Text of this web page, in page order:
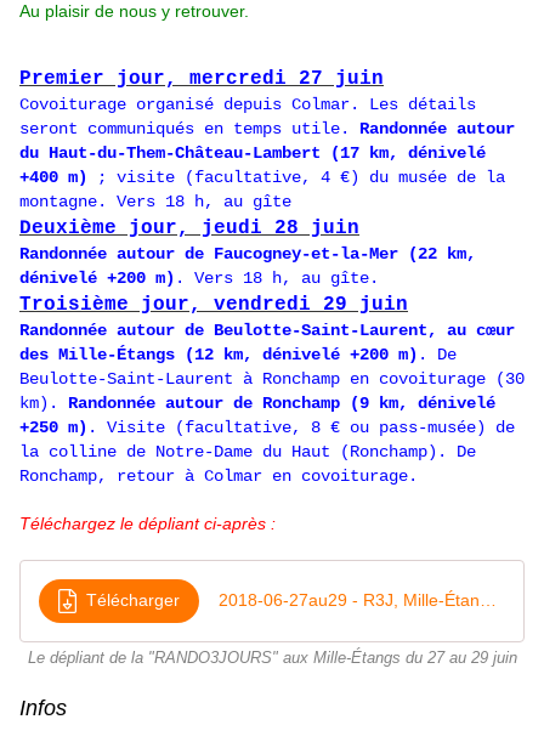
Au plaisir de nous y retrouver.
Premier jour, mercredi 27 juin
Covoiturage organisé depuis Colmar. Les détails
seront communiqués en temps utile. Randonnée autour
du Haut-du-Them-Château-Lambert (17 km, dénivelé
+400 m)
; visite (facultative, 4 €) du musée de la
montagne. Vers 18 h, au gîte
Deuxième jour, jeudi 28 juin
Randonnée autour de Faucogney-et-la-Mer (22 km,
dénivelé +200 m) . Vers 18 h, au gîte.
Troisième jour, vendredi 29 juin
Randonnée autour de Beulotte-Saint-Laurent, au cœur
des Mille-Étangs (12 km, dénivelé +200 m) . De
Beulotte-Saint-Laurent à Ronchamp en covoiturage (30
km). Randonnée autour de Ronchamp (9 km, dénivelé
+250 m) . Visite (facultative, 8 € ou pass-musée) de
la colline de Notre-Dame du Haut (Ronchamp). De
Ronchamp, retour à Colmar en covoiturage.
Téléchargez le dépliant ci-après :
Télécharger 2018-06-27au29 - R3J, Mille-Étangs - v4
Le dépliant de la "RANDO3JOURS" aux Mille-Étangs du 27 au 29 juin
Infos